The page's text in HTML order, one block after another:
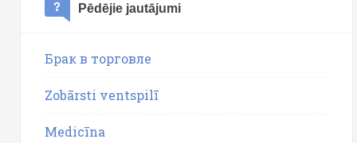
Pēdējie jautājumi
Брак в торговле
Zobārsti ventspilī
Medicīna